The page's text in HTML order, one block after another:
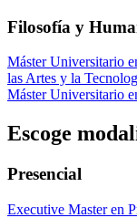
Filosofía y
Máster Universitario
las Artes y la
Máster Universitario
Escoge
Presencial
Executive Master en